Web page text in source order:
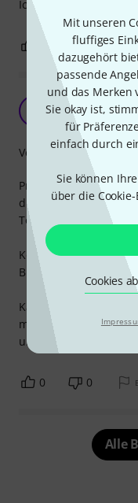
Mit unseren
fluffiges
dazugehört
passende
und das Merken
Sie okay ist,
für
einfach durch
Sie können
über die
Cookies
Ich bin jedoch erst
0
Topp!
Preis/Leistung stimmt!
die ich mein Eigen
Topp!
Kein Rauschen,
Bürostuhlrollen.
Kaufe ich wieder,
mittlerweile am
umzusteigen.
Verarbeitung
0 0
Alle